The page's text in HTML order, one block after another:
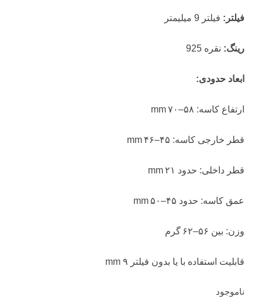
فیلتر: فیلتر 9 میلیمتر
رینگ: نقره 925
ابعاد حدودی:
ارتفاع کاسه: ۵۸–۷۰ mm
قطر خارجی کاسه: ۴۵–۴۶ mm
قطر داخلی: حدود ۲۱ mm
عمق کاسه: حدود ۴۵–۵۰ mm
وزن: بین ۵۶–۶۲ گرم
قابلیت استفاده با یا بدون فیلتر ۹ mm
ناموجود